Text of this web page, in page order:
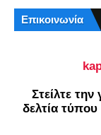
Επικοινωνία
Στείλτε
δελτία